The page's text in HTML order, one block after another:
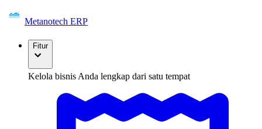
Metanotech ERP
Fitur
Kelola bisnis Anda lengkap dari satu tempat